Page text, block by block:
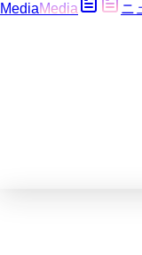
MediaMedia ニ